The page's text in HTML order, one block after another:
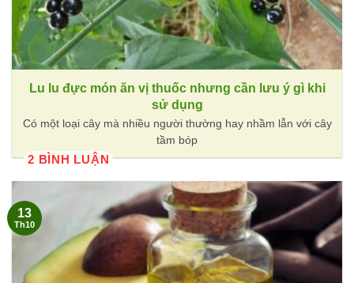
Lu lu đực món ăn vị thuốc nhưng cần lưu ý gì khi
sử dụng
Có một loại cây mà nhiều người thường hay nhầm lẫn với cây
tầm bóp
2 BÌNH LUẬN
13
Th10